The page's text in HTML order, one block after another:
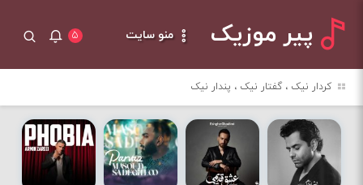
پیر موزیک منو سایت ۵
کردار نیک ، گفتار نیک ، پندار نیک